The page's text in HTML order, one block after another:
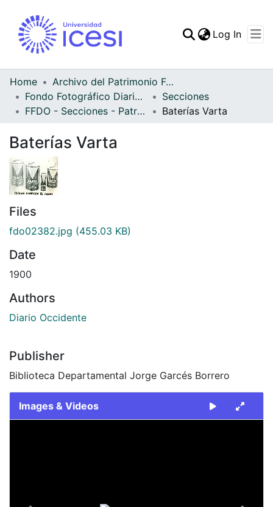
Statistics
Log In
Home
Archivo del Patrimonio Fotográfico y Fílmico del Valle del Cauca
Fondo Fotográfico Diario Occidente
Secciones
FFDO - Secciones - Patrimonial
Baterías Varta
Baterías Varta
Files
fdo02382.jpg (455.03 KB)
Date
1900
Authors
Diario Occidente
Publisher
Biblioteca Departamental Jorge Garcés Borrero
Images & Videos